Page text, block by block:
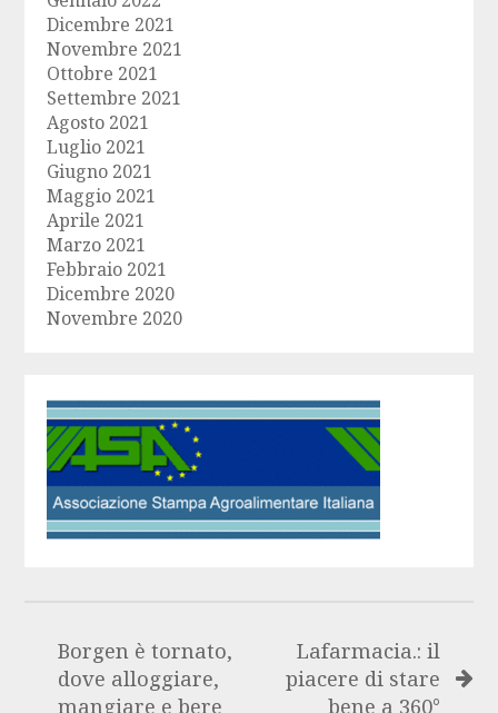
Dicembre 2021
Novembre 2021
Ottobre 2021
Settembre 2021
Agosto 2021
Luglio 2021
Giugno 2021
Maggio 2021
Aprile 2021
Marzo 2021
Febbraio 2021
Dicembre 2020
Novembre 2020
Borgen è tornato,
dove alloggiare,
mangiare e bere
Lafarmacia.: il
piacere di stare
bene a 360°